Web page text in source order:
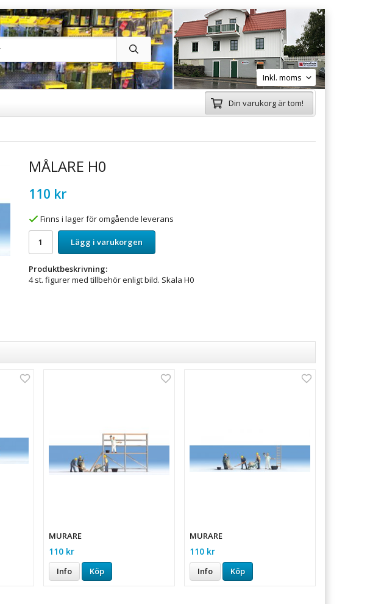
Din varukorg är tom!
MÅLARE H0
110 kr
Finns i lager för omgående leverans
Lägg i varukorgen
Produktbeskrivning:
4 st. figurer med tillbehör enligt bild. Skala H0
MURARE
110 kr
Info Köp
MURARE
110 kr
Info Köp